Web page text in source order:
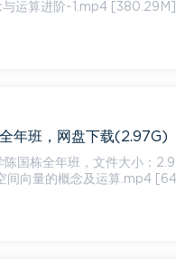
运算进阶~1.mp4
年班，网盘下载(2.97G)
，文件大小：2.97G 暑假班 [2.97G] 录
间向量的概念及运算.mp4